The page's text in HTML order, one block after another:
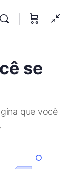
se
que você